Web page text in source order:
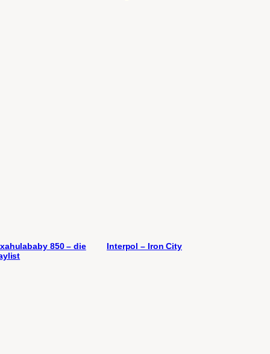
850 – die
Interpol – Iron City